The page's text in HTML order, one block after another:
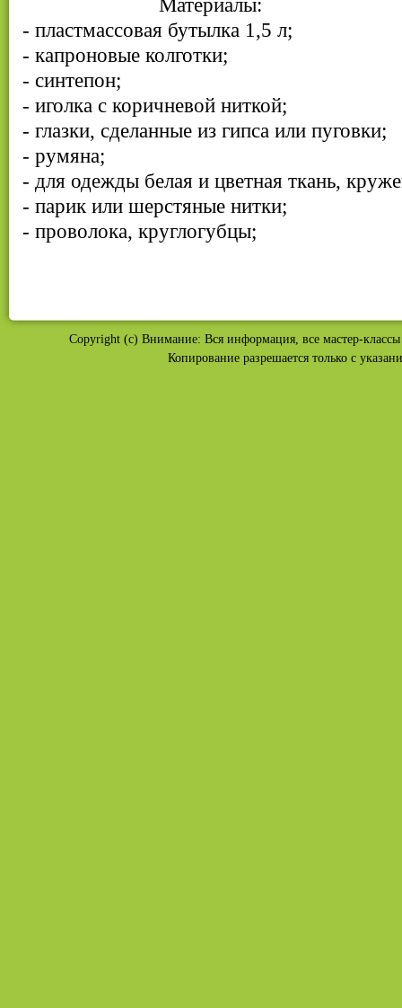
Материалы:
- пластмассовая бутылка 1,5 л;
- капроновые колготки;
- синтепон;
- иголка с коричневой ниткой;
- глазки, сделанные из гипса или пуговки;
- румяна;
- для одежды белая и цветная ткань,
- парик или шерстяные нитки;
- проволока, круглогубцы;
Copyright (c) Внимание: Вся информация, все мастер-
Копирование разрешается только с